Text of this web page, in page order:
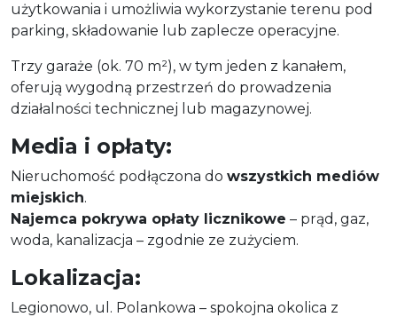
użytkowania i umożliwia wykorzystanie terenu pod
parking, składowanie lub zaplecze operacyjne.
Trzy garaże (ok. 70 m²), w tym jeden z kanałem,
oferują wygodną przestrzeń do prowadzenia
działalności technicznej lub magazynowej.
Media i opłaty:
Nieruchomość podłączona do wszystkich mediów
miejskich.
Najemca pokrywa opłaty licznikowe – prąd, gaz,
woda, kanalizacja – zgodnie ze zużyciem.
Lokalizacja:
Legionowo, ul. Polankowa – spokojna okolica z